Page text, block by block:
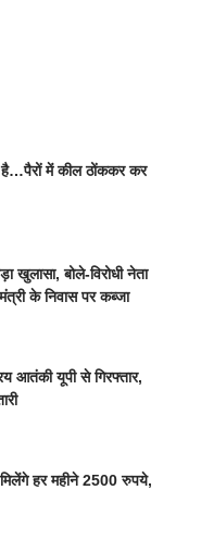
है…पैरों में कील ठोंककर कर
खुलासा, बोले-विरोधी नेता
के निवास पर कब्जा
आतंकी यूपी से गिरफ्तार,
हर महीने 2500 रुपये,